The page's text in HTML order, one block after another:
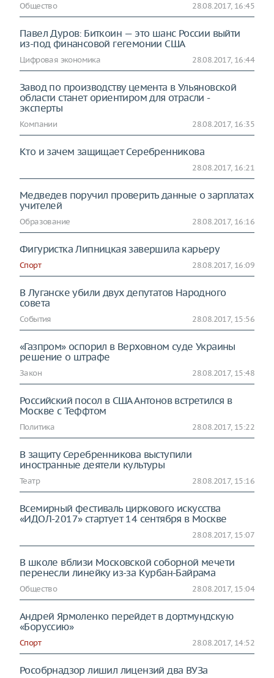
Общество 28.08.2017, 16:45
Павел Дуров: Биткоин — это шанс России выйти
из-под финансовой гегемонии США
Цифровая экономика 28.08.2017, 16:44
Завод по производству цемента в Ульяновской
области станет ориентиром для отрасли -
эксперты
Компании 28.08.2017, 16:35
Кто и зачем защищает Серебренникова
28.08.2017, 16:21
Медведев поручил проверить данные о зарплатах
учителей
Образование 28.08.2017, 16:16
Фигуристка Липницкая завершила карьеру
Спорт 28.08.2017, 16:09
В Луганске убили двух депутатов Народного
совета
События 28.08.2017, 15:56
«Газпром» оспорил в Верховном суде Украины
решение о штрафе
Закон 28.08.2017, 15:48
Российский посол в США Антонов встретился в
Москве с Теффтом
Политика 28.08.2017, 15:22
В защиту Серебренникова выступили
иностранные деятели культуры
Театр 28.08.2017, 15:16
Всемирный фестиваль циркового искусства
«ИДОЛ-2017» стартует 14 сентября в Москве
28.08.2017, 15:07
В школе вблизи Московской соборной мечети
перенесли линейку из-за Курбан-Байрама
Общество 28.08.2017, 15:04
Андрей Ярмоленко перейдет в дортмундскую
«Боруссию»
Спорт 28.08.2017, 14:52
Рособрнадзор лишил лицензий два ВУЗа